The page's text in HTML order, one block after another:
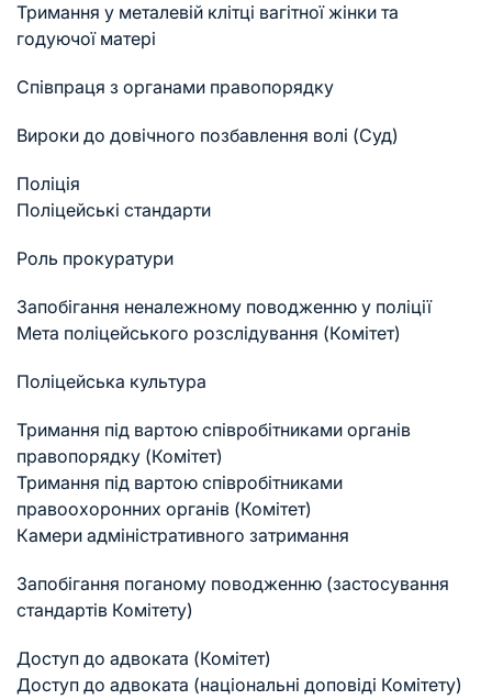
Тримання у металевій клітці вагітної жінки та
годуючої матері
Співпраця з органами правопорядку
Вироки до довічного позбавлення волі (Суд)
Поліція
Поліцейські стандарти
Роль прокуратури
Запобігання неналежному поводженню у поліції
Мета поліцейського розслідування (Комітет)
Поліцейська культура
Тримання під вартою співробітниками органів
правопорядку (Комітет)
Тримання під вартою співробітниками
правоохоронних органів (Комітет)
Камери адміністративного затримання
Запобігання поганому поводженню (застосування
стандартів Комітету)
Доступ до адвоката (Комітет)
Доступ до адвоката (національні доповіді Комітету)